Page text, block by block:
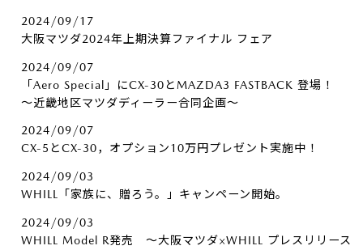
2024/09/17
大阪マツダ2024年上期決算ファイナル フェア
2024/09/07
「Aero Special」にCX-30とMAZDA3 FASTBACK 登場！
～近畿地区マツダディーラー合同企画～
2024/09/07
CX-5とCX-30，オプション10万円プレゼント実施中！
2024/09/03
WHILL「家族に、贈ろう。」キャンペーン開始。
2024/09/03
WHILL Model R発売 ～大阪マツダ×WHILL プレスリリース